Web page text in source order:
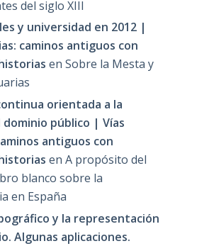
del siglo XIII
y universidad en 2012 |
caminos antiguos con
en Sobre la Mesta y
orientada a la
público | Vías
antiguos con
en A propósito del
blanco sobre la
en España
y la representación
Algunas aplicaciones.